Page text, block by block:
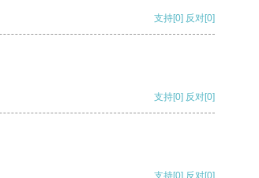
支持[0] 反对[0]
支持[0] 反对[0]
支持[0] 反对[0]